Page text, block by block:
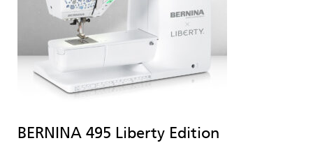
BERNINA 495 Liberty Edition